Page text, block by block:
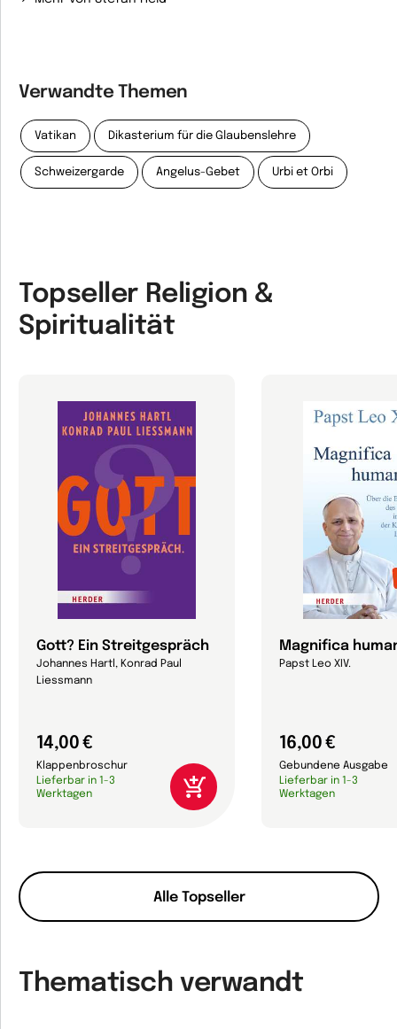
Verwandte Themen
Vatikan Dikasterium für die Glaubenslehre
Schweizergarde Angelus-Gebet Urbi et Orbi
Topseller Religion &
Spiritualität
Alle Topseller
Gott? Ein Streitgespräch
Johannes Hartl, Konrad Paul
Liessmann
14,00 €
Klappenbroschur
Lieferbar in 1-3
Werktagen
Magnifica
Papst Leo XIV.
16,00 €
Gebundene Ausgabe
Lieferbar in 1-3
Werktagen
Thematisch verwandt